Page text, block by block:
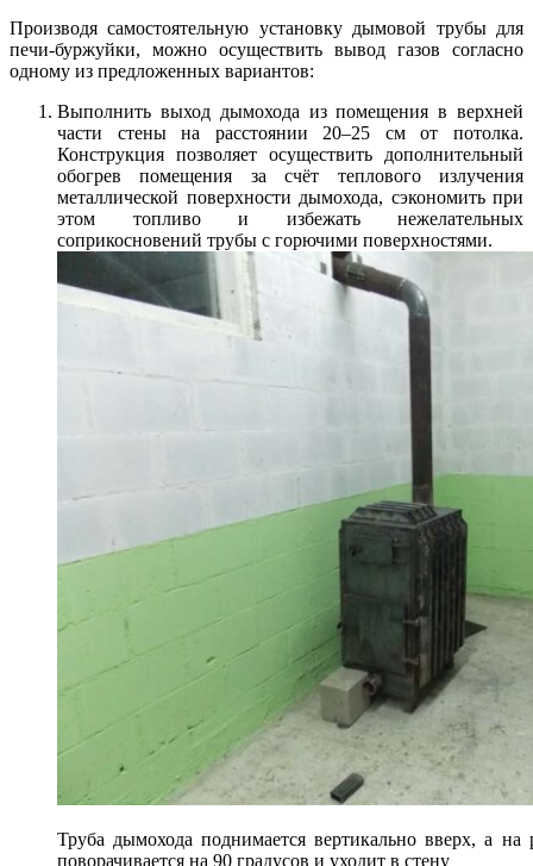
Производя самостоятельную установку дымовой трубы для
печи-буржуйки, можно осуществить вывод газов согласно
одному из предложенных вариантов:
Выполнить выход дымохода из помещения в верхней
части стены на расстоянии 20–25 см от потолка.
Конструкция позволяет осуществить дополнительный
обогрев помещения за счёт теплового излучения
металлической поверхности дымохода, сэкономить при
этом топливо и избежать нежелательных
соприкосновений трубы с горючими поверхностями.
Труба дымохода поднимается вертикально вверх, а на
поворачивается на 90 градусов и уходит в стену